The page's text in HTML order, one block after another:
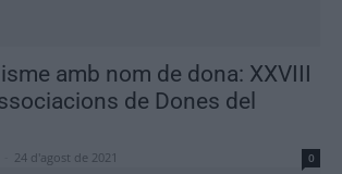
amb nom de dona: XXVIII
de Dones del
24 d'agost de 2021 0